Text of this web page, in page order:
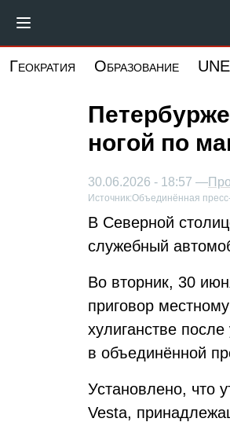
основному
Геократия Образование
ногой по
30.06.2026 - 18:57 —
Источник:Объединённая
В Северной
служебный
Во вторник, 30
приговор
хулиганстве
в объединённой
Установлено, что
Vesta,